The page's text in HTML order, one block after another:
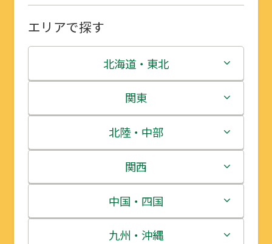
エリアで探す
北海道・東北
北海道
青森県
岩手県
宮城県
秋田県
関東
茨城県
栃木県
群馬県
埼玉県
北陸・中部
新潟県
富山県
石川県
関西
三重県
滋賀県
中国・四国
鳥取県
九州・沖縄